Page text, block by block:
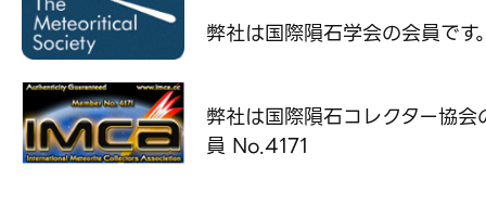
弊社は国際隕石学会の会員です
弊社は国際隕石コレクター協会
員 No.4171